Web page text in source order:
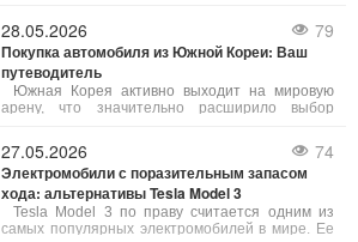
организация IIHS (Insurance Institute for Highway
Safety) и издание Consumer Reports включили
ее в ежегодный рейтинг «Лучшие новые авто
для подростков». Это признание совпало с
рекордными розничными продажами
автомобиля в апреле.
28.05.2026 79
Покупка автомобиля из Южной Кореи: Ваш
путеводитель
Южная Корея активно выходит на мировую
арену, что значительно расширило выбор
покупателей. Мы рассмотрим, что делает
корейские авто так привлекательными,
особенности их рынка и все преимущества
такого выбора.
27.05.2026 74
Электромобили с поразительным запасом
хода: альтернативы Tesla Model 3
Tesla Model 3 по праву считается одним из
самых популярных электромобилей в мире. Ее